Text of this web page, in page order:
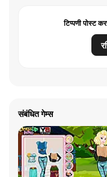
टिप्पणी पोस्ट
संबंधित गेम्स